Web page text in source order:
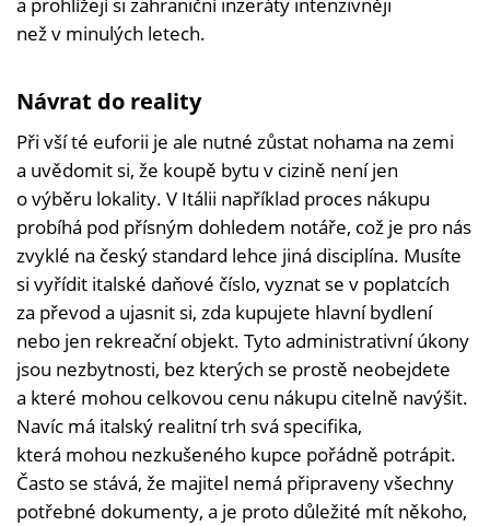
než v minulých letech.
Návrat do reality
Při vší té euforii je ale nutné zůstat nohama na zemi
a uvědomit si, že koupě bytu v cizině není jen
o výběru lokality. V Itálii například proces nákupu
probíhá pod přísným dohledem notáře, což je pro nás
zvyklé na český standard lehce jiná disciplína. Musíte
si vyřídit italské daňové číslo, vyznat se v poplatcích
za převod a ujasnit si, zda kupujete hlavní bydlení
nebo jen rekreační objekt. Tyto administrativní úkony
jsou nezbytnosti, bez kterých se prostě neobejdete
a které mohou celkovou cenu nákupu citelně navýšit.
Navíc má italský realitní trh svá specifika,
která mohou nezkušeného kupce pořádně potrápit.
Často se stává, že majitel nemá připraveny všechny
potřebné dokumenty, a je proto důležité mít někoho,